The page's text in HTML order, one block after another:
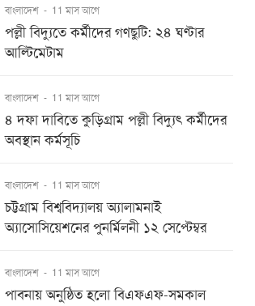
বাংলাদেশ - 11 মাস আগে
পল্লী বিদ্যুতে কর্মীদের গণছুটি: ২৪ ঘণ্টার
আল্টিমেটাম
বাংলাদেশ - 11 মাস আগে
৪ দফা দাবিতে কুড়িগ্রাম পল্লী বিদ্যুৎ কর্মীদের
অবস্থান কর্মসূচি
বাংলাদেশ - 11 মাস আগে
চট্টগ্রাম বিশ্ববিদ্যালয় অ্যালামনাই
অ্যাসোসিয়েশনের পুনর্মিলনী ১২ সেপ্টেম্বর
বাংলাদেশ - 11 মাস আগে
পাবনায় অনুষ্ঠিত হলো বিএফএফ-সমকাল